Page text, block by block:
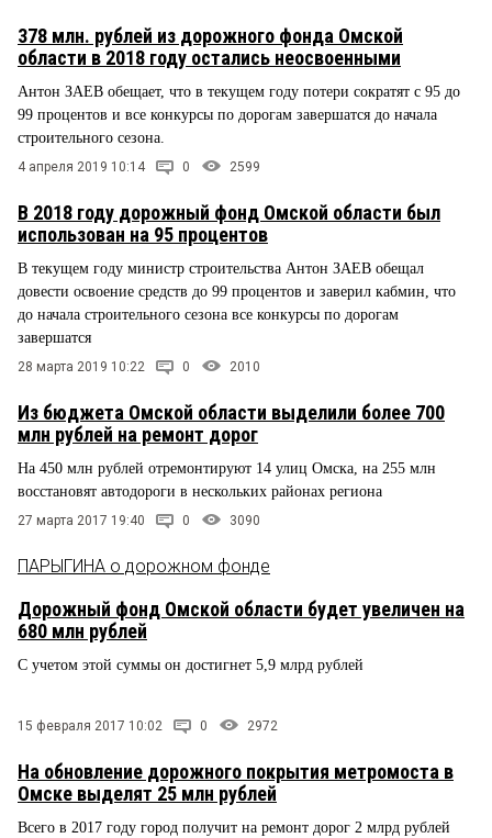
378 млн. рублей из дорожного фонда Омской
области в 2018 году остались неосвоенными
Антон ЗАЕВ обещает, что в текущем году потери сократят с 95 до
99 процентов и все конкурсы по дорогам завершатся до начала
строительного сезона.
4 апреля 2019 10:14 0 2599
В 2018 году дорожный фонд Омской области был
использован на 95 процентов
В текущем году министр строительства Антон ЗАЕВ обещал
довести освоение средств до 99 процентов и заверил кабмин, что
до начала строительного сезона все конкурсы по дорогам
завершатся
28 марта 2019 10:22 0 2010
Из бюджета Омской области выделили более 700
млн рублей на ремонт дорог
На 450 млн рублей отремонтируют 14 улиц Омска, на 255 млн
восстановят автодороги в нескольких районах региона
27 марта 2017 19:40 0 3090
ПАРЫГИНА о дорожном фонде
Дорожный фонд Омской области будет увеличен на
680 млн рублей
С учетом этой суммы он достигнет 5,9 млрд рублей
15 февраля 2017 10:02 0 2972
На обновление дорожного покрытия метромоста в
Омске выделят 25 млн рублей
Всего в 2017 году город получит на ремонт дорог 2 млрд рублей